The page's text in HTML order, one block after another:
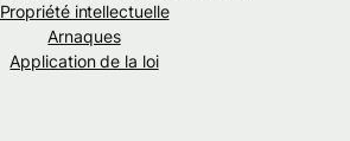
Propriété intellectuelle
Arnaques
Application de la loi